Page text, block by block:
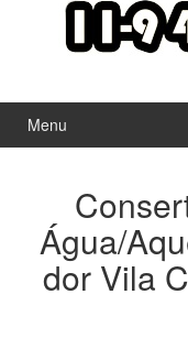
Menu
Água/
dor Vila